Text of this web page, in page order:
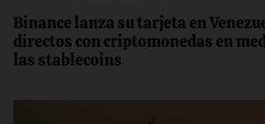
Binance lanza su tarjeta en
directos con criptomonedas en
las stablecoins